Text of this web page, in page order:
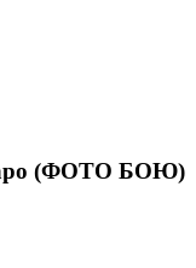
(ФОТО БОЮ)